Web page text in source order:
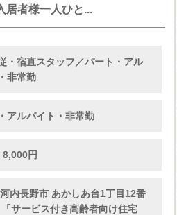
居者様一人ひと...
・宿直スタッフ／パート・アル
非常勤
アルバイト・非常勤
8,000円
内長野市 あかしあ台1丁目12番
サービス付き高齢者向け住宅